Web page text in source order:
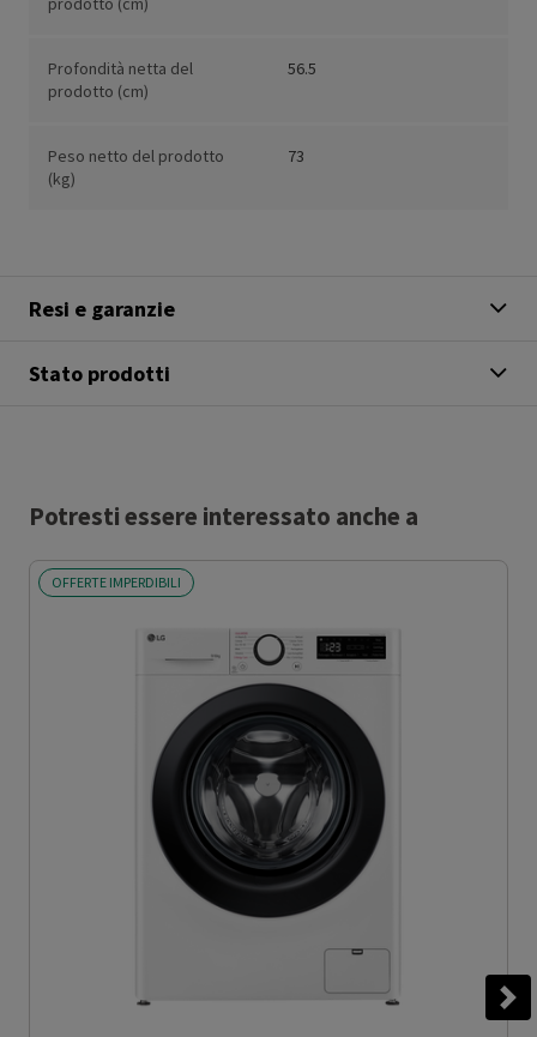
Profondità netta del
prodotto (cm)
56.5
Peso netto del prodotto
(kg)
73
Resi e garanzie
Stato prodotti
Potresti essere interessato anche a
OFFERTE IMPERDIBILI